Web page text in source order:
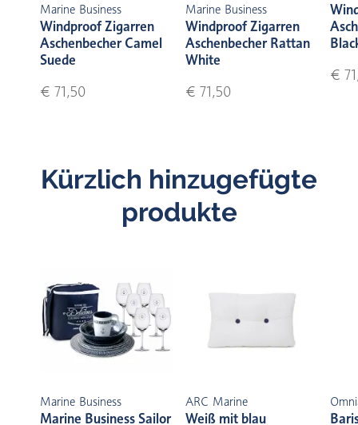
Marine Business
Windproof Zigarren
Aschenbecher Camel
Suede
€ 71,50
Marine Business
Windproof Zigarren
Aschenbecher Rattan
White
€ 71,50
€
Kürzlich hinzugefügte
produkte
Marine Business
Marine Business Sailor
ARC Marine
Weiß mit blau